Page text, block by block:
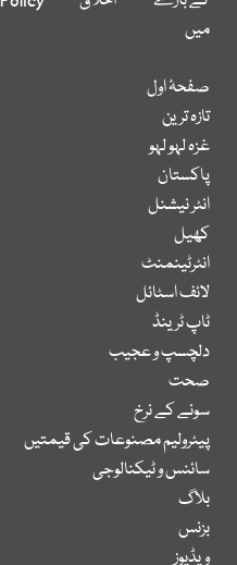
میں
صفحۂ اول
تازہ ترین
غزہ لہو لہو
پاکستان
انٹر نیشنل
کھیل
انٹرٹینمنٹ
لائف اسٹائل
ٹاپ ٹرینڈ
دلچسپ و عجیب
صحت
سونے کے نرخ
پیٹرولیم مصنوعات کی قیمتیں
سائنس و ٹیکنالوجی
بلاگ
بزنس
ویڈیوز